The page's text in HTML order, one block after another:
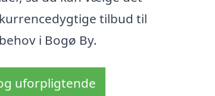
tilbud til
i Bogø By.
uforpligtende